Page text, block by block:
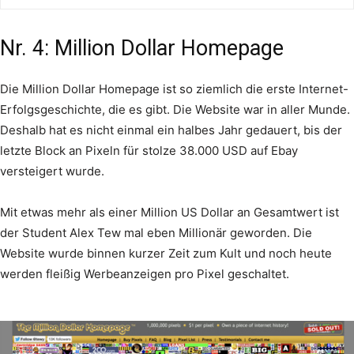
Nr. 4: Million Dollar Homepage
Die Million Dollar Homepage ist so ziemlich die erste Internet-
Erfolgsgeschichte, die es gibt. Die Website war in aller Munde.
Deshalb hat es nicht einmal ein halbes Jahr gedauert, bis der
letzte Block an Pixeln für stolze 38.000 USD auf Ebay
versteigert wurde.
Mit etwas mehr als einer Million US Dollar an Gesamtwert ist
der Student Alex Tew mal eben Millionär geworden. Die
Website wurde binnen kurzer Zeit zum Kult und noch heute
werden fleißig Werbeanzeigen pro Pixel geschaltet.